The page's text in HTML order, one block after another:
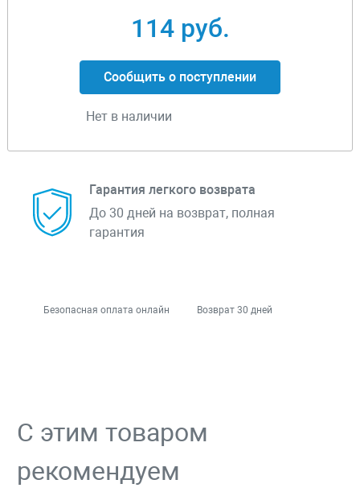
114 руб.
Сообщить о поступлении
Нет в наличии
Гарантия легкого возврата
До 30 дней на возврат, полная
гарантия
Безопасная оплата онлайн Возврат 30 дней
С этим товаром
рекомендуем